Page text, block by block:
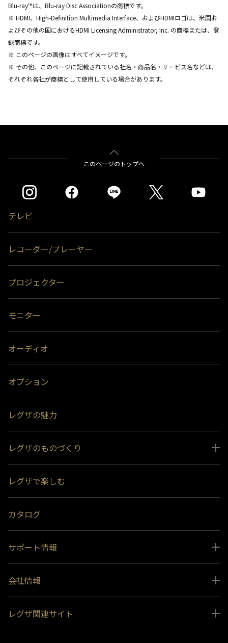
Blu-ray™は、Blu-ray Disc Associationの商標です。
※ HDMI、High-Definition Multimedia Interface、およびHDMIロゴは、米国お
よびその他の国におけるHDMI Licensing Administrator, Inc. の商標または、登
録商標です。
※ このページの画像はすべてイメージです。
※ その他、このページに記載されている社名・商品名・サービス名などは、
それぞれ各社が商標として使用している場合があります。
このページのトップへ
テレビ
レコーダー/プレーヤー
プロジェクター
モニター
オーディオ
オプション
レグザの魅力
レグザのものづくり
スペシャルコンテンツ
受賞履歴
レグザで楽しむ
カタログ
サポート情報
取扱説明書ダウンロード
インフォメーション 一覧
会社情報
ニュース
会社概要
レグザ関連サイト
レグザ オンラインストア